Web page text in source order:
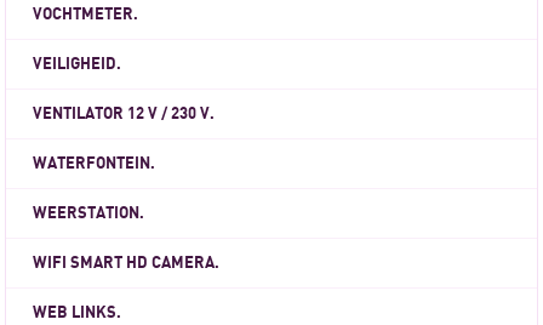
VOCHTMETER.
VEILIGHEID.
VENTILATOR 12 V / 230 V.
WATERFONTEIN.
WEERSTATION.
WIFI SMART HD CAMERA.
WEB LINKS.